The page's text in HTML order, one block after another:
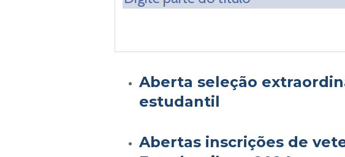
Aberta seleção
estudantil
Abertas inscrições de